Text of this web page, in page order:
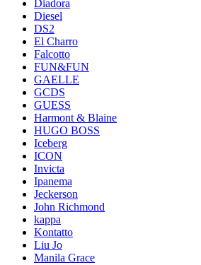
Diadora
Diesel
DS2
El Charro
Falcotto
FUN&FUN
GAELLE
GCDS
GUESS
Harmont & Blaine
HUGO BOSS
Iceberg
ICON
Invicta
Ipanema
Jeckerson
John Richmond
kappa
Kontatto
Liu Jo
Manila Grace